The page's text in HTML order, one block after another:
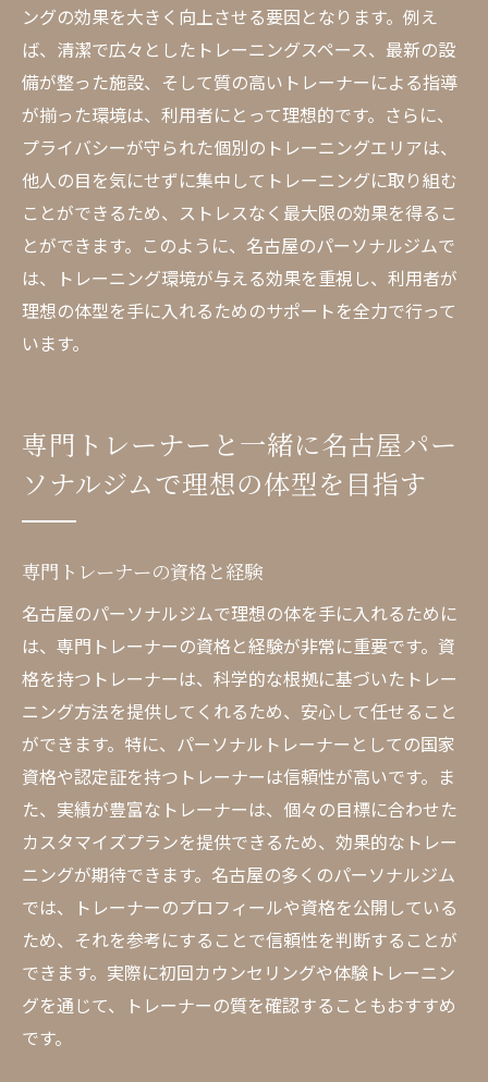
ングの効果を大きく向上させる要因となります。例え
ば、清潔で広々としたトレーニングスペース、最新の設
備が整った施設、そして質の高いトレーナーによる指導
が揃った環境は、利用者にとって理想的です。さらに、
プライバシーが守られた個別のトレーニングエリアは、
他人の目を気にせずに集中してトレーニングに取り組む
ことができるため、ストレスなく最大限の効果を得るこ
とができます。このように、名古屋のパーソナルジムで
は、トレーニング環境が与える効果を重視し、利用者が
理想の体型を手に入れるためのサポートを全力で行って
います。
専門トレーナーと一緒に名古屋パー
ソナルジムで理想の体型を目指す
専門トレーナーの資格と経験
名古屋のパーソナルジムで理想の体を手に入れるために
は、専門トレーナーの資格と経験が非常に重要です。資
格を持つトレーナーは、科学的な根拠に基づいたトレー
ニング方法を提供してくれるため、安心して任せること
ができます。特に、パーソナルトレーナーとしての国家
資格や認定証を持つトレーナーは信頼性が高いです。ま
た、実績が豊富なトレーナーは、個々の目標に合わせた
カスタマイズプランを提供できるため、効果的なトレー
ニングが期待できます。名古屋の多くのパーソナルジム
では、トレーナーのプロフィールや資格を公開している
ため、それを参考にすることで信頼性を判断することが
できます。実際に初回カウンセリングや体験トレーニン
グを通じて、トレーナーの質を確認することもおすすめ
です。